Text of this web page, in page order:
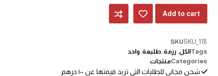
Add to cart
SKUSKU_118
Tagsالكل رزمة ,طليعة ,واحد
Categoriesمنتجات
شحن مجاني للطلبات التي تزيد قيمتها عن ۱۰۰ درهم